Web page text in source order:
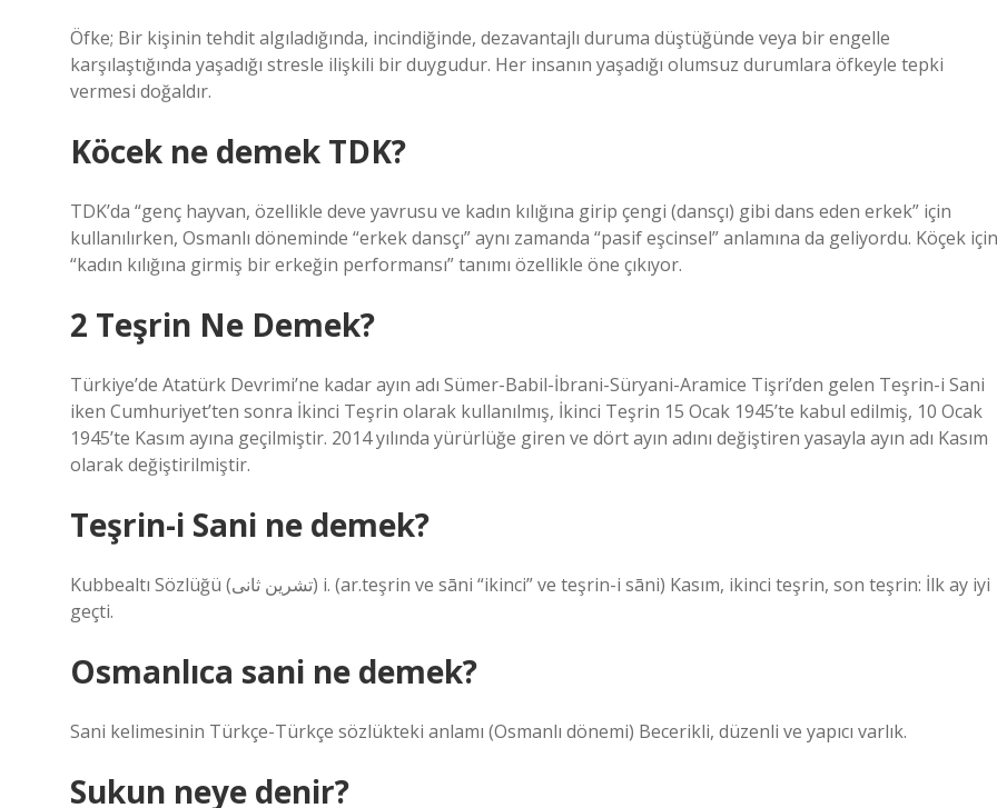
Öfke; Bir kişinin tehdit algıladığında, incindiğinde, dezavantajlı duruma düştüğünde veya bir engelle
karşılaştığında yaşadığı stresle ilişkili bir duygudur. Her insanın yaşadığı olumsuz durumlara öfkeyle tepki
vermesi doğaldır.
Köcek ne demek TDK?
TDK’da “genç hayvan, özellikle deve yavrusu ve kadın kılığına girip çengi (dansçı) gibi dans eden erkek” için
kullanılırken, Osmanlı döneminde “erkek dansçı” aynı zamanda “pasif eşcinsel” anlamına da geliyordu. Köçek için
“kadın kılığına girmiş bir erkeğin performansı” tanımı özellikle öne çıkıyor.
2 Teşrin Ne Demek?
Türkiye’de Atatürk Devrimi’ne kadar ayın adı Sümer-Babil-İbrani-Süryani-Aramice Tişri’den gelen Teşrin-i Sani
iken Cumhuriyet’ten sonra İkinci Teşrin olarak kullanılmış, İkinci Teşrin 15 Ocak 1945’te kabul edilmiş, 10 Ocak
1945’te Kasım ayına geçilmiştir. 2014 yılında yürürlüğe giren ve dört ayın adını değiştiren yasayla ayın adı Kasım
olarak değiştirilmiştir.
Teşrin-i Sani ne demek?
Kubbealtı Sözlüğü (ﺗﺸﺮﻳﻦ ﺛﺎﻧﻰ) i. (ar.teşrіn ve ѕānі “ikinci” ve teşrіn-i ѕānі) Kasım, ikinci teşrin, son teşrin: İlk ay iyi
geçti.
Osmanlıca sani ne demek?
Sani kelimesinin Türkçe-Türkçe sözlükteki anlamı (Osmanlı dönemi) Becerikli, düzenli ve yapıcı varlık.
Sukun neye denir?